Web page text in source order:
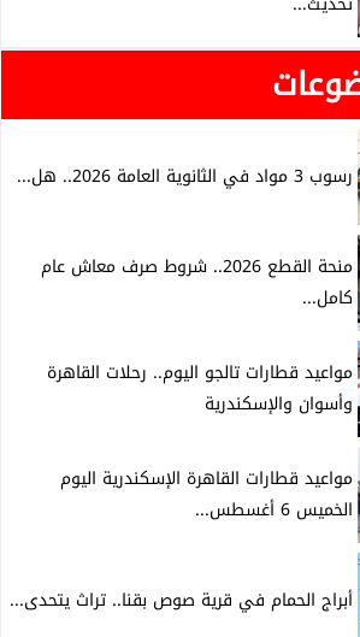
رسوب 3 مواد في الثانوية العامة 2026.. هل...
منحة القطع 2026.. شروط صرف معاش عام
كامل...
مواعيد قطارات تالجو اليوم.. رحلات القاهرة
وأسوان والإسكندرية
مواعيد قطارات القاهرة الإسكندرية اليوم
الخميس 6 أغسطس...
أبراج الحمام في قرية صوص بقنا.. تراث يتحدى...